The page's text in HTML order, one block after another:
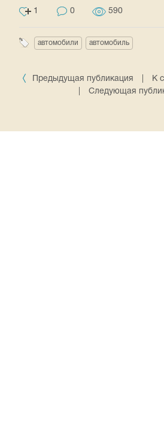
1 0 590
автомобили автомобиль
Предыдущая публикация
К
Следующая